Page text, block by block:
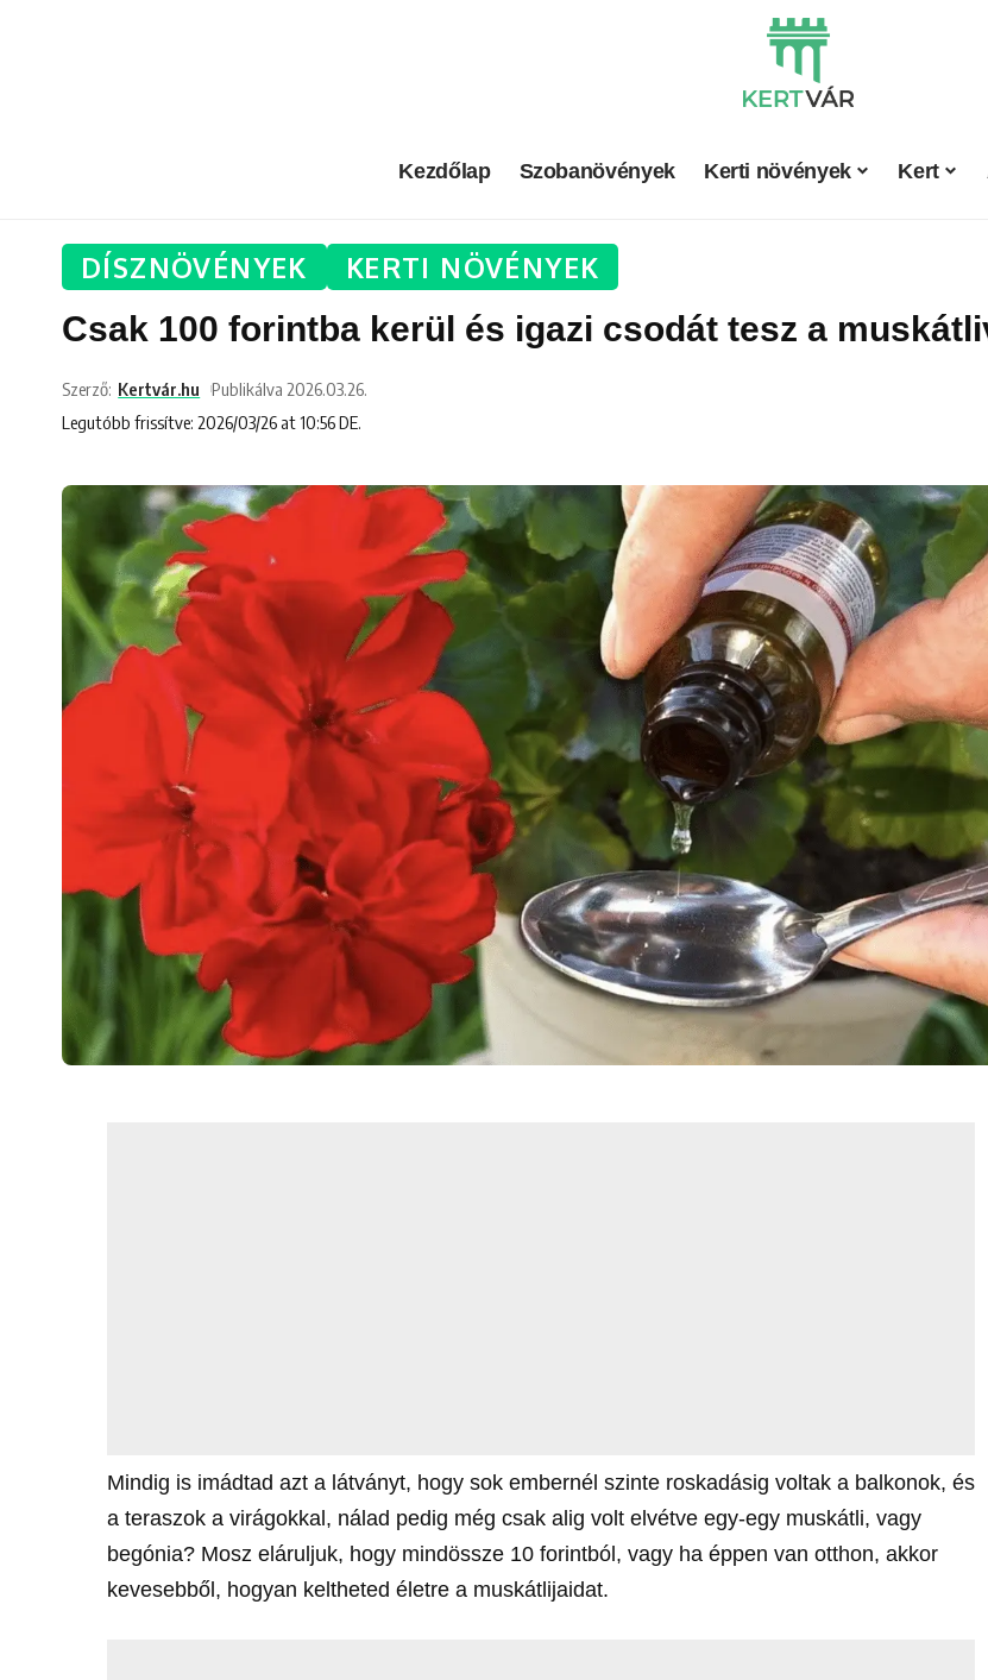
Kezdőlap Szobanövények Kerti növények Kert
DÍSZNÖVÉNYEK KERTI NÖVÉNYEK
Csak 100 forintba kerül és igazi csodát tesz a
Legutóbb frissítve: 2026/03/26 at 10:56 DE.
Szerző: Kertvár.hu Publikálva 2026.03.26.
Mindig is imádtad azt a látványt, hogy sok embernél szinte roskadásig voltak a balkonok, és
a teraszok a virágokkal, nálad pedig még csak alig volt elvétve egy-egy muskátli, vagy
begónia? Mosz eláruljuk, hogy mindössze 10 forintból, vagy ha éppen van otthon, akkor
kevesebből, hogyan keltheted életre a muskátlijaidat.